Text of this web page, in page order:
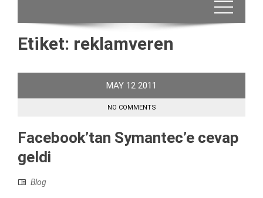
Etiket: reklamveren
MAY 12 2011
NO COMMENTS
Facebook’tan Symantec’e cevap
geldi
Blog